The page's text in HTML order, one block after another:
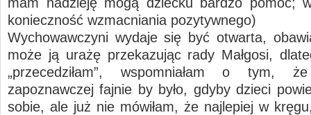
konieczność wzmacniania pozytywnego)
Wychowawczyni wydaje się być otwarta,
może ją urażę przekazując rady Małgosi,
„przecedziłam”, wspomniałam o tym,
zapoznawczej fajnie by było, gdyby dzieci
sobie, ale już nie mówiłam, że najlepiej w